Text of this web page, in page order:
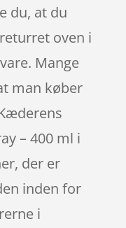
du, at du
oven i
Mange
man køber
– 400 ml i
der er
inden for
i